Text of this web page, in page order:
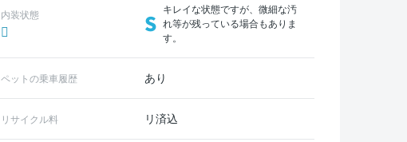
内装状態 S
キレイな状態ですが、微細な汚
れ等が残っている場合もありま
す。
ペットの乗車履歴 あり
リサイクル料 リ済込